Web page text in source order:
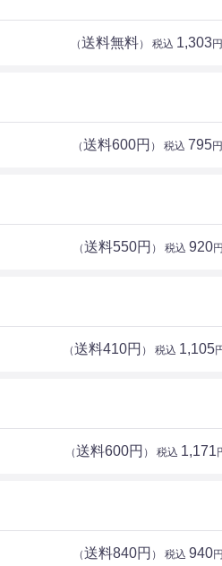
（送料無料） 税込 1,303円
（送料600円 ） 税込 795円
（送料550円 ） 税込 920円
（送料410円 ） 税込 1,105
（送料600円 ） 税込 1,171
（送料840円 ） 税込 940円